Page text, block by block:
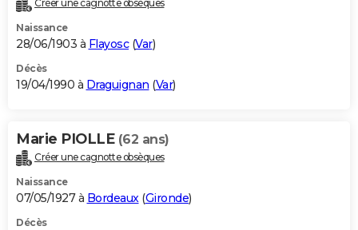
Créer une cagnotte obsèques
Naissance
28/06/1903 à Flayosc(Var)
Décès
19/04/1990 à Draguignan (Var)
Marie PIOLLE (62 ans)
Créer une cagnotte obsèques
Naissance
07/05/1927 à Bordeaux (Gironde)
Décès